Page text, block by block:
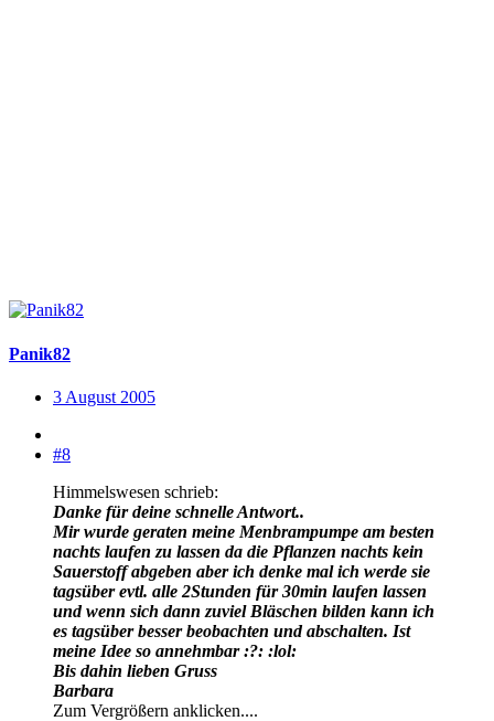
Panik82
3 August 2005
#8
Himmelswesen schrieb:
Danke für deine schnelle Antwort..
Mir wurde geraten meine Menbrampumpe am besten
nachts laufen zu lassen da die Pflanzen nachts kein
Sauerstoff abgeben aber ich denke mal ich werde sie
tagsüber evtl. alle 2Stunden für 30min laufen lassen
und wenn sich dann zuviel Bläschen bilden kann ich
es tagsüber besser beobachten und abschalten. Ist
meine Idee so annehmbar :?: :lol:
Bis dahin lieben Gruss
Barbara
Zum Vergrößern anklicken....